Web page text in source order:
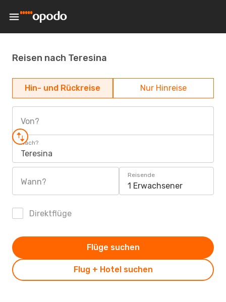
Reisen nach Teresina
Hin- und Rückreise Nur Hinreise
Von?
Nach?
Teresina
Wann?
Reisende
1 Erwachsener
Direktflüge
Flug + Hotel suchen
Flüge suchen